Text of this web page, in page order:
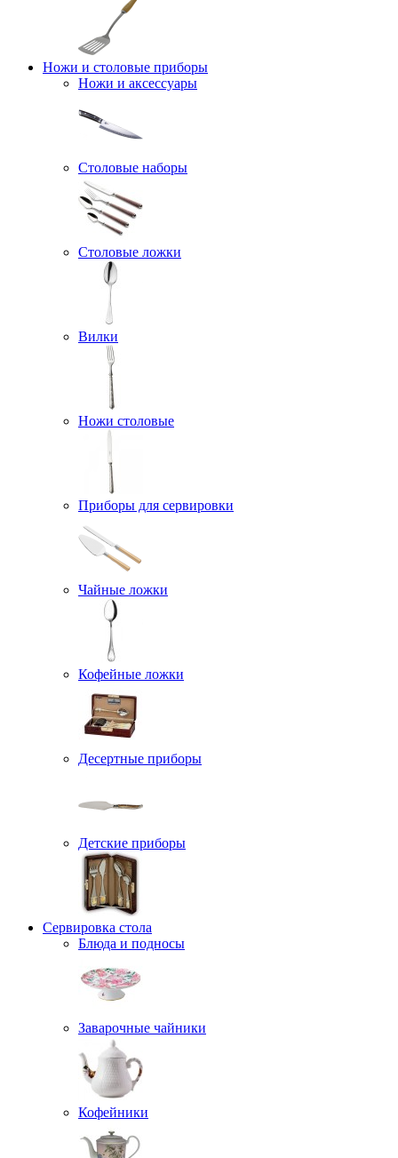
Ножи и столовые приборы
Ножи и аксессуары
Столовые наборы
Столовые ложки
Вилки
Ножи столовые
Приборы для сервировки
Чайные ложки
Кофейные ложки
Десертные приборы
Детские приборы
Сервировка стола
Блюда и подносы
Заварочные чайники
Кофейники